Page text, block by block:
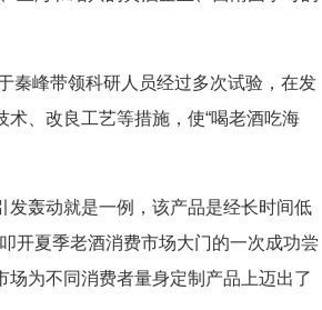
秦峰带领科研人员经过多次试验，在发
、改良工艺等措施，使“喝老酒吃海
轰动就是一例，该产品是经长时间低
开夏季老酒消费市场大门的一次成功尝
场为不同消费者量身定制产品上迈出了